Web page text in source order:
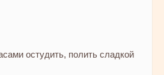
остудить, полить сладкой